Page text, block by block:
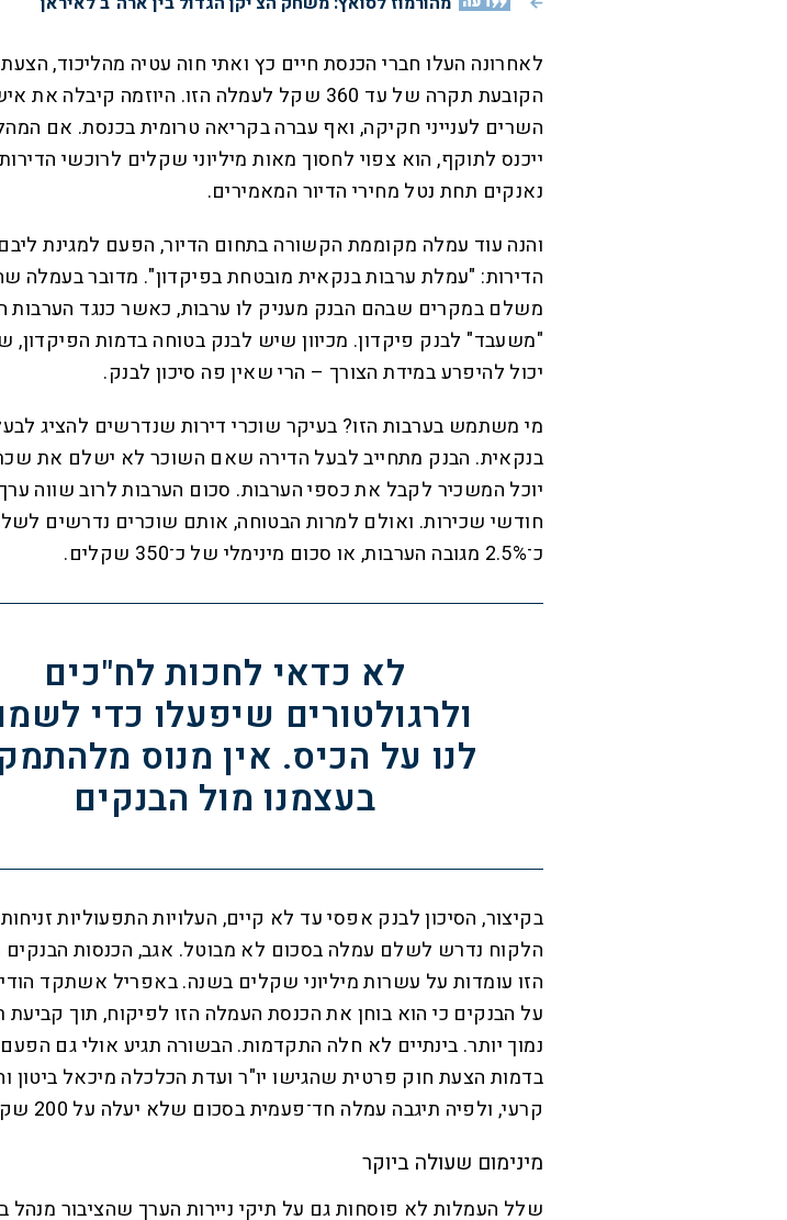
לאחרונה העלו חברי הכנסת חיים כץ ואתי חוה עטיה מהליכוד,
הקובעת תקרה של עד 360 שקל לעמלה הזו. היוזמה קיבלה
השרים לענייני חקיקה, ואף עברה בקריאה טרומית בכנסת. אם
ייכנס לתוקף, הוא צפוי לחסוך מאות מיליוני שקלים לרוכשי
נאנקים תחת נטל מחירי הדיור המאמירים.
והנה עוד עמלה מקוממת הקשורה בתחום הדיור, הפעם למגינת
הדירות: "עמלת ערבות בנקאית מובטחת בפיקדון". מדובר בעמלה
משלם במקרים שבהם הבנק מעניק לו ערבות, כאשר כנגד הערבות
"משעבד" לבנק פיקדון. מכיוון שיש לבנק בטוחה בדמות הפיקדון,
יכול להיפרע במידת הצורך – הרי שאין פה סיכון לבנק.
מי משתמש בערבות הזו? בעיקר שוכרי דירות שנדרשים להציג
בנקאית. הבנק מתחייב לבעל הדירה שאם השוכר לא ישלם את
יוכל המשכיר לקבל את כספי הערבות. סכום הערבות לרוב שווה
חודשי שכירות. ואולם למרות הבטוחה, אותם שוכרים נדרשים
כ־2.5% מגובה הערבות, או סכום מינימלי של כ־350 שקלים.
לא כדאי לחכות לח"כים
ולרגולטורים שיפעלו כדי
לנו על הכיס. אין מנוס
בעצמנו מול הבנקים
בקיצור, הסיכון לבנק אפסי עד לא קיים, העלויות התפעוליות
הלקוח נדרש לשלם עמלה בסכום לא מבוטל. אגב, הכנסות
הזו עומדות על עשרות מיליוני שקלים בשנה. באפריל אשתקד
על הבנקים כי הוא בוחן את הכנסת העמלה הזו לפיקוח, תוך קביעת
נמוך יותר. בינתיים לא חלה התקדמות. הבשורה תגיע אולי גם
בדמות הצעת חוק פרטית שהגישו יו"ר ועדת הכלכלה מיכאל ביטון
קרעי, ולפיה תיגבה עמלה חד־פעמית בסכום שלא יעלה על 200 שקלים.
מינימום שעולה ביוקר
שלל העמלות לא פוסחות גם על תיקי ניירות הערך שהציבור מנהל